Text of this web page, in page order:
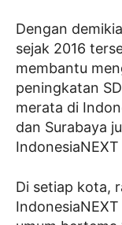
Dengan
sejak 2016
membantu
peningkatan
merata di
dan Surabaya
Di setiap kota,